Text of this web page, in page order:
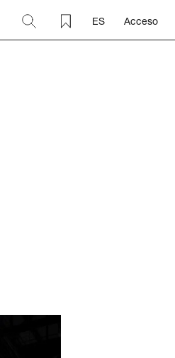
ES Acceso